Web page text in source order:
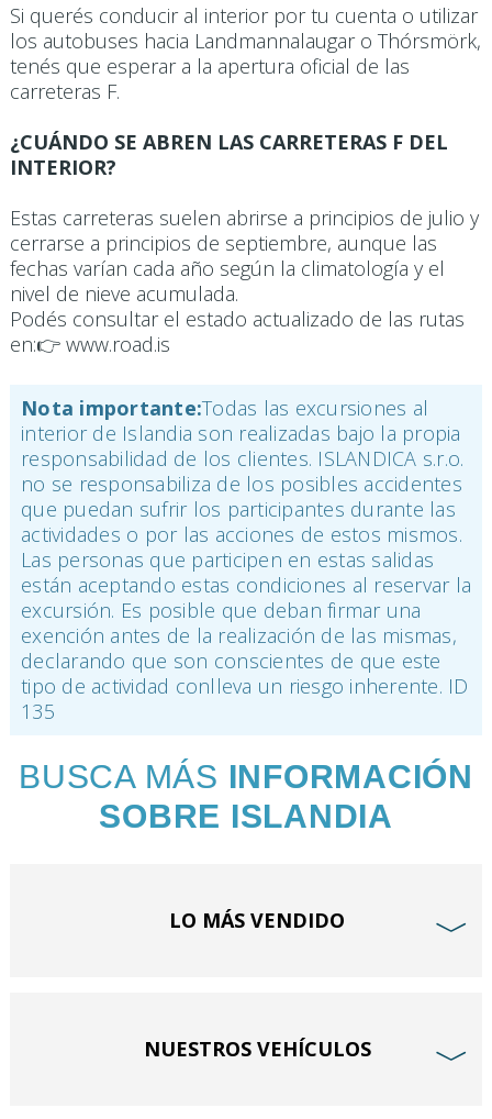
Si querés conducir al interior por tu cuenta o utilizar
los autobuses hacia Landmannalaugar o Thórsmörk,
tenés que esperar a la apertura oficial de las
carreteras F.
¿CUÁNDO SE ABREN LAS CARRETERAS F DEL
INTERIOR?
Estas carreteras suelen abrirse a principios de julio y
cerrarse a principios de septiembre, aunque las
fechas varían cada año según la climatología y el
nivel de nieve acumulada.
Podés consultar el estado actualizado de las rutas
en:👉 www.road.is
Nota importante:Todas las excursiones al
interior de Islandia son realizadas bajo la propia
responsabilidad de los clientes. ISLANDICA s.r.o.
no se responsabiliza de los posibles accidentes
que puedan sufrir los participantes durante las
actividades o por las acciones de estos mismos.
Las personas que participen en estas salidas
están aceptando estas condiciones al reservar la
excursión. Es posible que deban firmar una
exención antes de la realización de las mismas,
declarando que son conscientes de que este
tipo de actividad conlleva un riesgo inherente. ID
135
BUSCA MÁS INFORMACIÓN
SOBRE ISLANDIA
LO MÁS VENDIDO ﹀
NUESTROS VEHÍCULOS ﹀